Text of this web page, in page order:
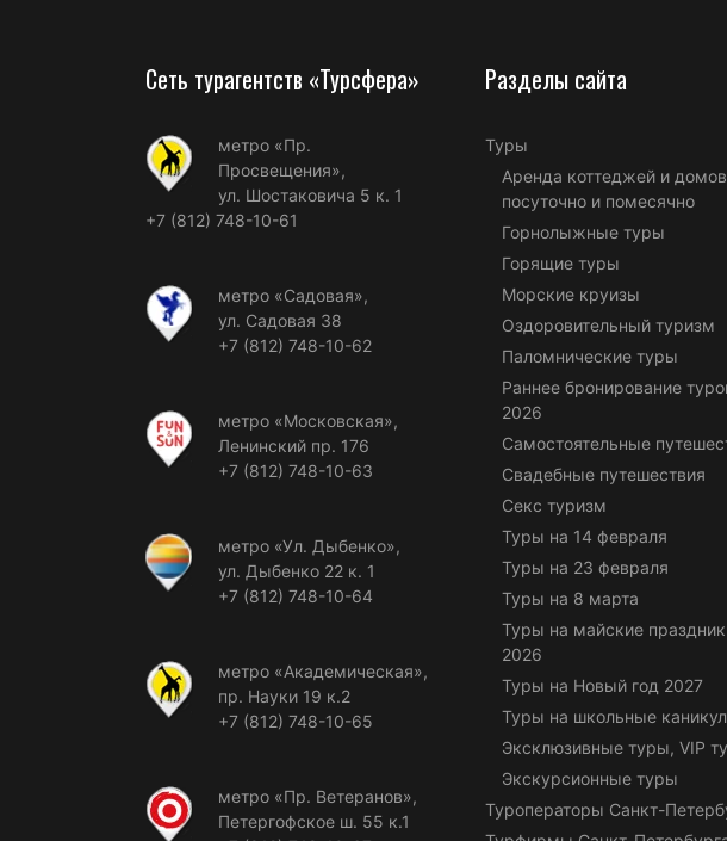
Сеть турагентств «Турсфера»
метро «Пр.
Просвещения»,
ул. Шостаковича 5 к. 1
+7 (812) 748-10-61
метро «Садовая»,
ул. Садовая 38
+7 (812) 748-10-62
метро «Московская»,
Ленинский пр. 176
+7 (812) 748-10-63
метро «Ул. Дыбенко»,
ул. Дыбенко 22 к. 1
+7 (812) 748-10-64
метро «Академическая»,
пр. Науки 19 к.2
+7 (812) 748-10-65
метро «Пр. Ветеранов»,
Петергофское ш. 55 к.1
Разделы сайта
Туры
Аренда коттеджей и домов
посуточно и помесячно
Горнолыжные туры
Горящие туры
Морские круизы
Оздоровительный туризм
Паломнические туры
Раннее бронирование
2026
Самостоятельные
Свадебные путешествия
Секс туризм
Туры на 14 февраля
Туры на 23 февраля
Туры на 8 марта
Туры на майские
2026
Туры на Новый год 2027
Туры на школьные
Эксклюзивные туры, VIP
Экскурсионные туры
Туроператоры Санкт-